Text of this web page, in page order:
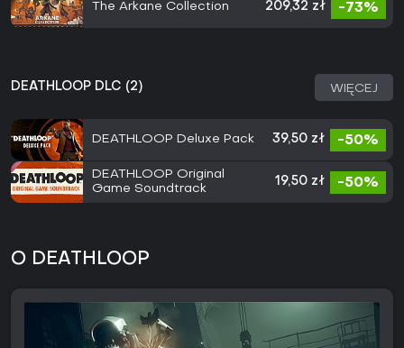
The Arkane Collection 209,32 zł -73%
DEATHLOOP DLC (2) WIĘCEJ
DEATHLOOP Deluxe Pack 39,50 zł -50%
DEATHLOOP Original
Game Soundtrack
19,50 zł -50%
O DEATHLOOP